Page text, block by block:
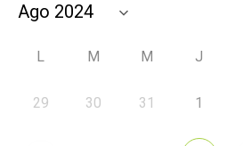
L M M J
29 30 31 1